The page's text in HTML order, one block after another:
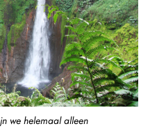
we helemaal alleen